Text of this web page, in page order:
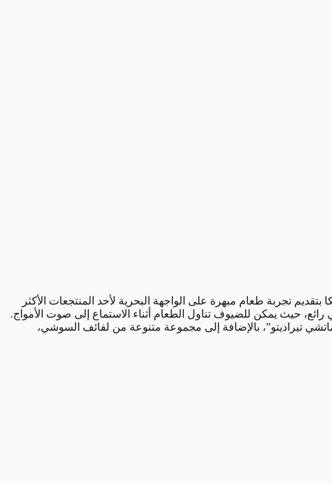
تجربة طعام مبهرة على الواجهة البحرية لأحد المنتجعات الأكثر
حيث يمكن للضيوف تناول الطعام أثناء الاستماع إلى صوت الأمواج.
و”هاماتشي تيراديتو”، بالإضافة إلى مجموعة متنوعة من لفائف السوشي،